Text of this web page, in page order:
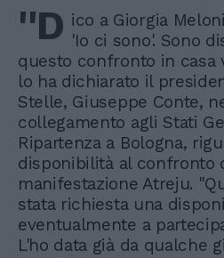
''D ico a Giorgia
'Io ci sono'. Sono
questo confronto in casa
lo ha dichiarato il
Stelle, Giuseppe Conte,
collegamento agli Stati
Ripartenza a Bologna,
disponibilità al confronto
manifestazione Atreju.
stata richiesta una
eventualmente a
L'ho data già da qualche